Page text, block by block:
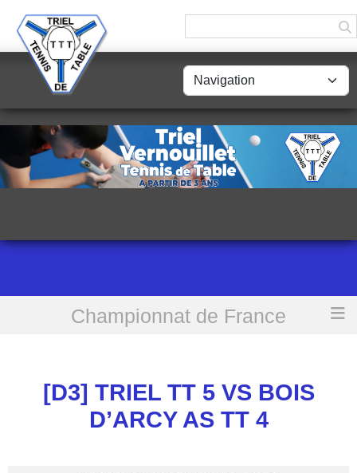
Championnat de France
[D3] Triel TT 5 vs Bois d’Arcy AS TT 4
[D3] TRIEL TT 5 VS BOIS
D’ARCY AS TT 4